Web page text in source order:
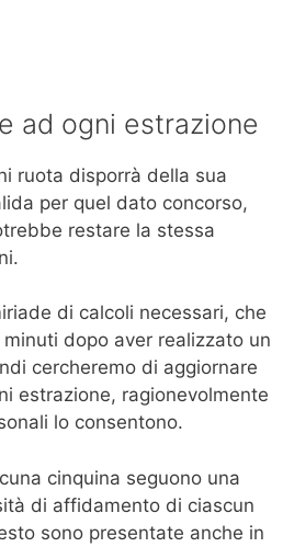
ad ogni estrazione
ruota disporrà della sua
per quel dato concorso,
restare la stessa
di calcoli necessari, che
dopo aver realizzato un
cercheremo di aggiornare
estrazione, ragionevolmente
lo consentono.
cinquina seguono una
di affidamento di ciascun
sono presentate anche in